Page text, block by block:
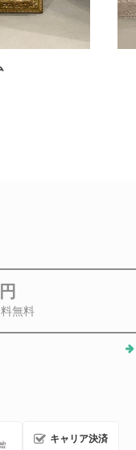
無料
キャリア決済